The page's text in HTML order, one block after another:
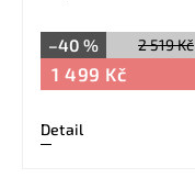
2 519 Kč
–40 %
1 499 Kč
Detail